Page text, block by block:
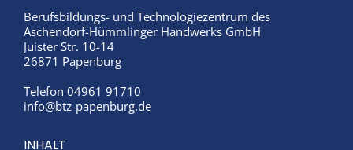
Berufsbildungs- und Technologiezentrum des
Aschendorf-Hümmlinger Handwerks GmbH
Juister Str. 10-14
26871 Papenburg
Telefon 04961 91710
info@btz-papenburg.de
INHALT